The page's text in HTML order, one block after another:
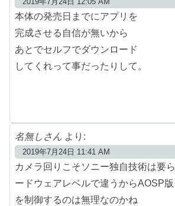
本体の発売日までにアプリを
完成させる自信が無いから
あとでセルフでダウンロード
してくれって事だったりして。
名無しさん より:
2019年7月24日 11:41 AM
カメラ回りこそソニー独自技術は要
ードウェアレベルで違うからAOSP
を制御するのは無理なのかね